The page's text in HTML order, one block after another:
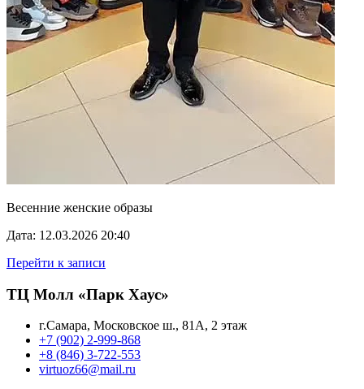
Весенние женские образы
Дата: 12.03.2026 20:40
Перейти к записи
ТЦ Молл «Парк Хаус»
г.Самара, Московское ш., 81А, 2 этаж
+7 (902) 2-999-868
+8 (846) 3-722-553
virtuoz66@mail.ru